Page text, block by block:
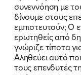
συνεννόηση με
δίνουμε στους
εμπιστευτούν; Ο
ερωτηθείς από
γνώριζε τίποτα
Αληθεύει αυτό
τους επενδυτές